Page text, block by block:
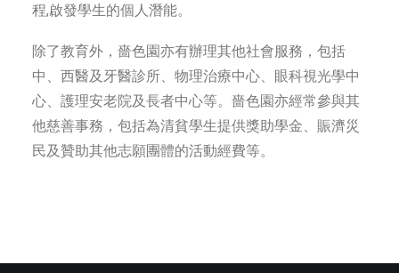
程,啟發學生的個人潛能。
除了教育外，嗇色園亦有辦理其他社會服務，包括
中、西醫及牙醫診所、物理治療中心、眼科視光學中
心、護理安老院及長者中心等。嗇色園亦經常參與其
他慈善事務，包括為清貧學生提供獎助學金、賑濟災
民及贊助其他志願團體的活動經費等。